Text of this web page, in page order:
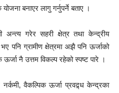
बनाएर लागु गर्नुपर्ने बताए ।
अन्त्य गरेर सहरी क्षेत्र तथा केन्द्रीय
पनि ग्रामीण क्षेत्रमा अझै पनि ऊर्जाको
नै उत्तम विकल्प रहेको स्पष्ट पारे ।
वैकल्पिक ऊर्जा प्रवद्र्ध केन्द्रका